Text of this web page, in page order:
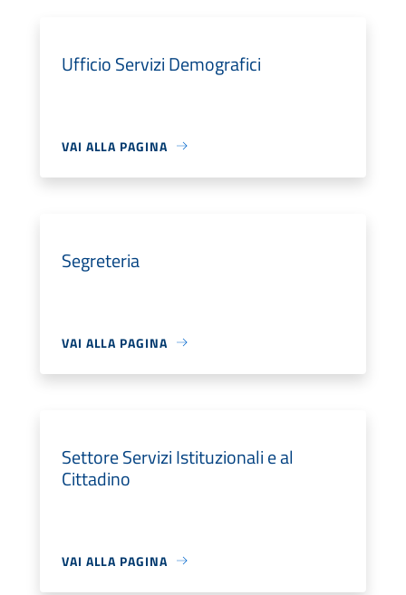
Ufficio Servizi Demografici
VAI ALLA PAGINA
Segreteria
VAI ALLA PAGINA
Settore Servizi Istituzionali e al
Cittadino
VAI ALLA PAGINA